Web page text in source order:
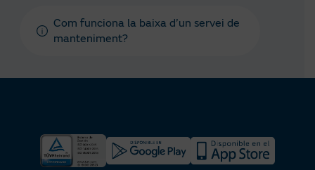
Com funciona la baixa d’un servei de
manteniment?